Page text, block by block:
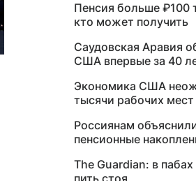
Пенсия больше ₽100
кто может получить
Саудовская Аравия
США впервые за 40
Экономика США
тысячи рабочих
Россиянам
пенсионные
The Guardian: в
пить стоя